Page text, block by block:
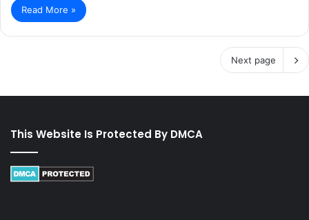
Read More »
Next page
This Website Is Protected By DMCA